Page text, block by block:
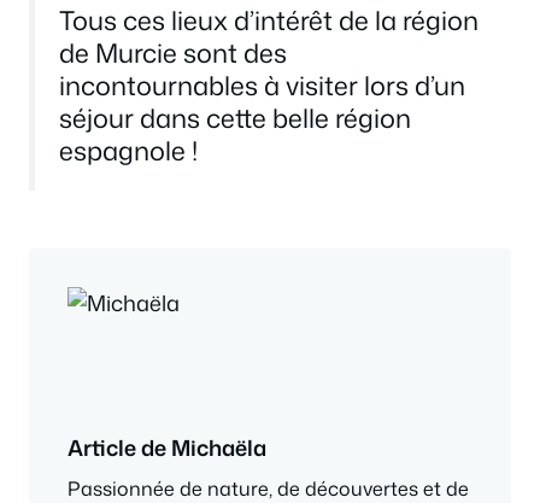
Tous ces lieux d’intérêt de la région
de Murcie sont des
incontournables à visiter lors d’un
séjour dans cette belle région
espagnole !
Article de Michaëla
Passionnée de nature, de découvertes et de